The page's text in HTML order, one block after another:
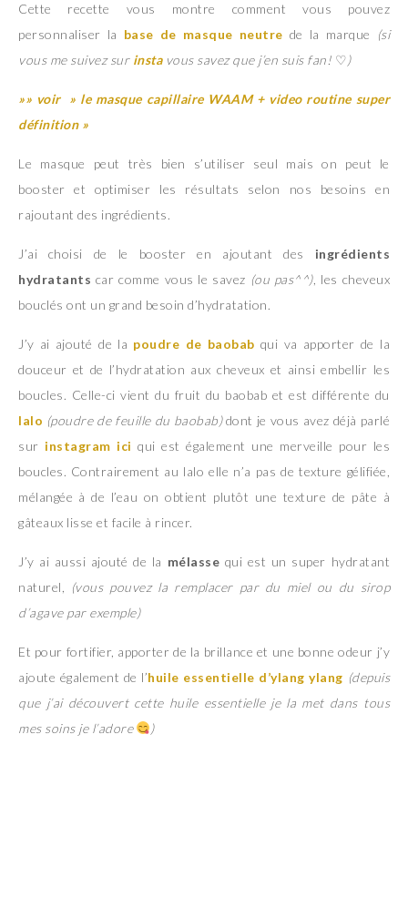
Cette recette vous montre comment vous pouvez
personnaliser la base de masque neutre de la marque (si
vous me suivez sur instavous savez que j’en suis fan! ♡)
»» voir » le masque capillaire WAAM + video routine super
définition »
Le masque peut très bien s’utiliser seul mais on peut le
booster et optimiser les résultats selon nos besoins en
rajoutant des ingrédients.
J’ai choisi de le booster en ajoutant des ingrédients
hydratants car comme vous le savez (ou pas^^), les cheveux
bouclés ont un grand besoin d’hydratation.
J’y ai ajouté de la poudre de baobab qui va apporter de la
douceur et de l’hydratation aux cheveux et ainsi embellir les
boucles. Celle-ci vient du fruit du baobab et est différente du
lalo (poudre de feuille du baobab)dont je vous avez déjà parlé
sur instagram ici qui est également une merveille pour les
boucles. Contrairement au lalo elle n’a pas de texture gélifiée,
mélangée à de l’eau on obtient plutôt une texture de pâte à
gâteaux lisse et facile à rincer.
J’y ai aussi ajouté de la mélasse qui est un super hydratant
naturel,
(vous pouvez la remplacer par du miel ou du sirop
d’agave par exemple)
Et pour fortifier, apporter de la brillance et une bonne odeur j’y
ajoute également de l’huile essentielle d’ylang ylang (depuis
que j’ai découvert cette huile essentielle je la met dans tous
mes soins je l’adore
)